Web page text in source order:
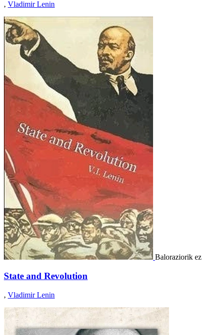
, Vladimir Lenin
Baloraziorik ez
State and Revolution
, Vladimir Lenin